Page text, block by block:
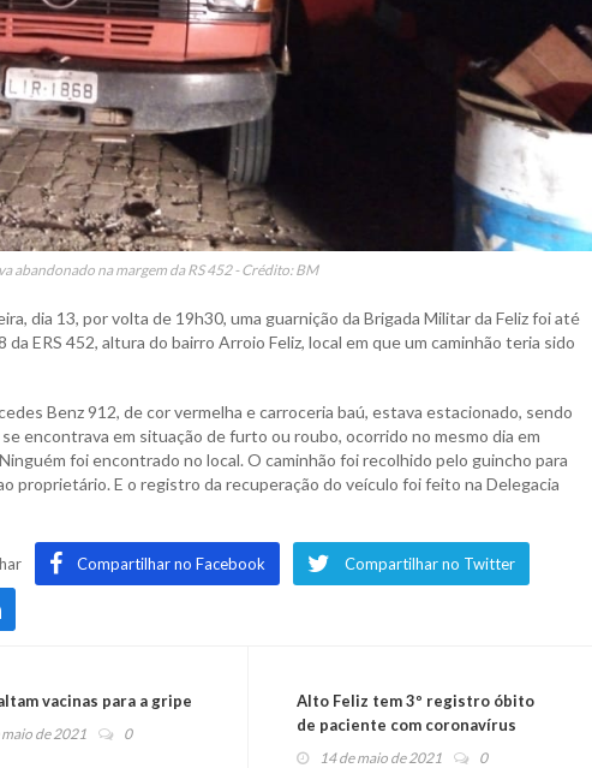
abandonado na margem da RS 452 - Crédito: BM
dia 13, por volta de 19h30, uma guarnição da Brigada Militar da Feliz foi até
ERS 452, altura do bairro Arroio Feliz, local em que um caminhão teria sido
Benz 912, de cor vermelha e carroceria baú, estava estacionado, sendo
encontrava em situação de furto ou roubo, ocorrido no mesmo dia em
foi encontrado no local. O caminhão foi recolhido pelo guincho para
proprietário. E o registro da recuperação do veículo foi feito na Delegacia
Compartilhar no Facebook Compartilhar no Twitter
vacinas para a gripe
maio de 2021 0
Alto Feliz tem 3º registro óbito
de paciente com coronavírus
14 de maio de 2021 0